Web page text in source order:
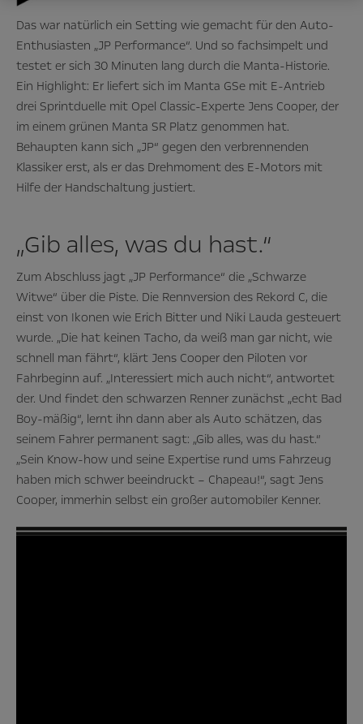
Das war natürlich ein Setting wie gemacht für den Auto-
Enthusiasten „JP Performance“. Und so fachsimpelt und
testet er sich 30 Minuten lang durch die Manta-Historie.
Ein Highlight: Er liefert sich im Manta GSe mit E-Antrieb
drei Sprintduelle mit Opel Classic-Experte Jens Cooper, der
im einem grünen Manta SR Platz genommen hat.
Behaupten kann sich „JP“ gegen den verbrennenden
Klassiker erst, als er das Drehmoment des E-Motors mit
Hilfe der Handschaltung justiert.
„Gib alles, was du hast.“
Zum Abschluss jagt „JP Performance“ die „Schwarze
Witwe“ über die Piste. Die Rennversion des Rekord C, die
einst von Ikonen wie Erich Bitter und Niki Lauda gesteuert
wurde. „Die hat keinen Tacho, da weiß man gar nicht, wie
schnell man fährt“, klärt Jens Cooper den Piloten vor
Fahrbeginn auf. „Interessiert mich auch nicht“, antwortet
der. Und findet den schwarzen Renner zunächst „echt Bad
Boy-mäßig“, lernt ihn dann aber als Auto schätzen, das
seinem Fahrer permanent sagt: „Gib alles, was du hast.“
„Sein Know-how und seine Expertise rund ums Fahrzeug
haben mich schwer beeindruckt – Chapeau!“, sagt Jens
Cooper, immerhin selbst ein großer automobiler Kenner.